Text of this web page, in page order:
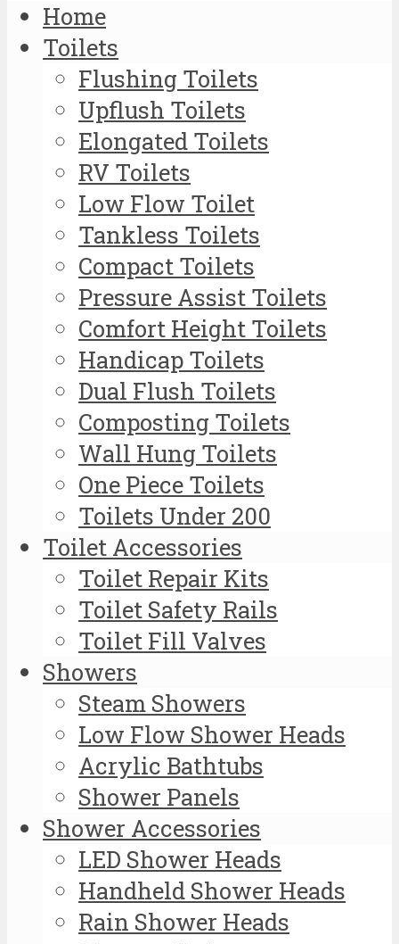
Home
Toilets
Flushing Toilets
Upflush Toilets
Elongated Toilets
RV Toilets
Low Flow Toilet
Tankless Toilets
Compact Toilets
Pressure Assist Toilets
Comfort Height Toilets
Handicap Toilets
Dual Flush Toilets
Composting Toilets
Wall Hung Toilets
One Piece Toilets
Toilets Under 200
Toilet Accessories
Toilet Repair Kits
Toilet Safety Rails
Toilet Fill Valves
Showers
Steam Showers
Low Flow Shower Heads
Acrylic Bathtubs
Shower Panels
Shower Accessories
LED Shower Heads
Handheld Shower Heads
Rain Shower Heads